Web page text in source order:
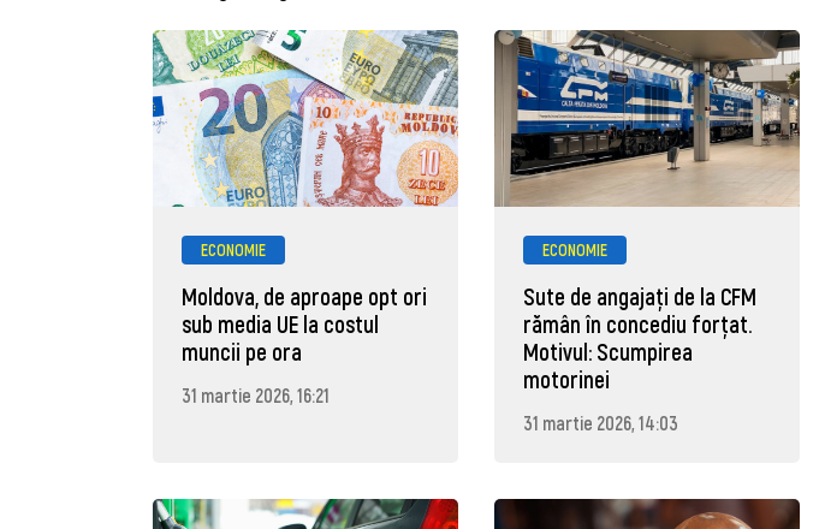
ECONOMIE
Moldova, de aproape opt ori
sub media UE la costul
muncii pe ora
31 martie 2026, 16:21
ECONOMIE
Sute de angajaţi de la CFM
rămân în concediu forţat.
Motivul: Scumpirea
motorinei
31 martie 2026, 14:03